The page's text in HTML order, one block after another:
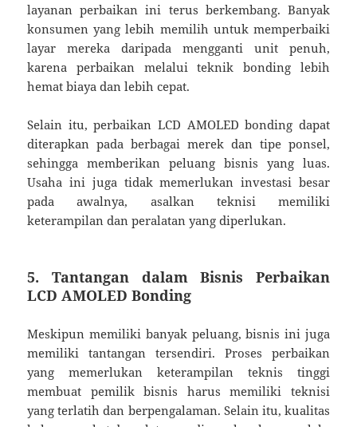
layanan perbaikan ini terus berkembang. Banyak
konsumen yang lebih memilih untuk memperbaiki
layar mereka daripada mengganti unit penuh,
karena perbaikan melalui teknik bonding lebih
hemat biaya dan lebih cepat.
Selain itu, perbaikan LCD AMOLED bonding dapat
diterapkan pada berbagai merek dan tipe ponsel,
sehingga memberikan peluang bisnis yang luas.
Usaha ini juga tidak memerlukan investasi besar
pada awalnya, asalkan teknisi memiliki
keterampilan dan peralatan yang diperlukan.
5. Tantangan dalam Bisnis Perbaikan
LCD AMOLED Bonding
Meskipun memiliki banyak peluang, bisnis ini juga
memiliki tantangan tersendiri. Proses perbaikan
yang memerlukan keterampilan teknis tinggi
membuat pemilik bisnis harus memiliki teknisi
yang terlatih dan berpengalaman. Selain itu, kualitas